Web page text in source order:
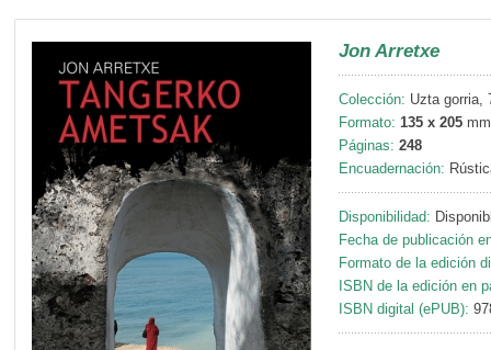
Jon Arretxe
Colección: Uzta gorria,
Formato: 135 x 205 mm
Páginas: 248
Encuadernación:
Disponibilidad:
Fecha de publicación
Formato de la edición
ISBN de la edición en
ISBN digital (ePUB):